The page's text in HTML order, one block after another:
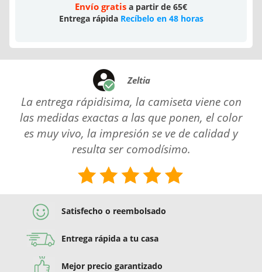
Envío gratis a partir de 65€
Entrega rápida Recíbelo en 48 horas
Zeltia
La entrega rápidisima, la camiseta viene con
las medidas exactas a las que ponen, el color
es muy vivo, la impresión se ve de calidad y
resulta ser comodísimo.
Satisfecho o reembolsado
Entrega rápida a tu casa
Mejor precio garantizado